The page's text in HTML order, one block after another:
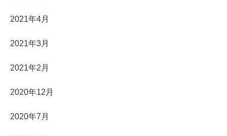
2021年4月
2021年3月
2021年2月
2020年12月
2020年7月